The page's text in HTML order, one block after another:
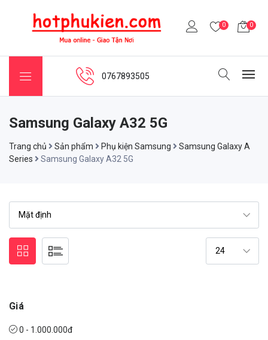
0 0
0767893505
Samsung Galaxy A32 5G
Trang chủ Sản phẩm Phụ kiện Samsung
Samsung Galaxy A
Series
Samsung Galaxy A32 5G
Giá
0 - 1.000.000đ